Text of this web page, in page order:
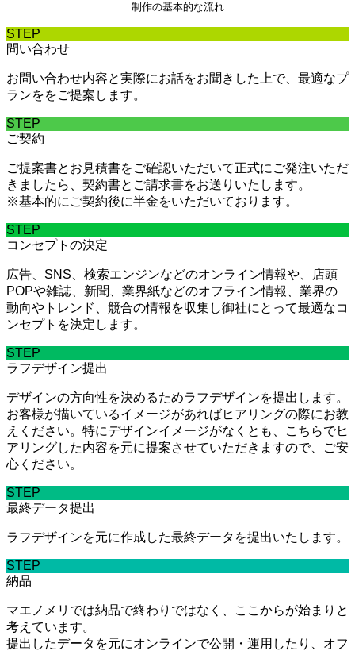
制作の基本的な流れ
STEP
問い合わせ
お問い合わせ内容と実際にお話をお聞きした上で、最適なプ
ランををご提案します。
STEP
ご契約
ご提案書とお見積書をご確認いただいて正式にご発注いただ
きましたら、契約書とご請求書をお送りいたします。
※基本的にご契約後に半金をいただいております。
STEP
コンセプトの決定
広告、SNS、検索エンジンなどのオンライン情報や、店頭
POPや雑誌、新聞、業界紙などのオフライン情報、業界の
動向やトレンド、競合の情報を収集し御社にとって最適なコ
ンセプトを決定します。
STEP
ラフデザイン提出
デザインの方向性を決めるためラフデザインを提出します。
お客様が描いているイメージがあればヒアリングの際にお教
えください。特にデザインイメージがなくとも、こちらでヒ
アリングした内容を元に提案させていただきますので、ご安
心ください。
STEP
最終データ提出
ラフデザインを元に作成した最終データを提出いたします。
STEP
納品
マエノメリでは納品で終わりではなく、ここからが始まりと
考えています。
提出したデータを元にオンラインで公開・運用したり、オフ